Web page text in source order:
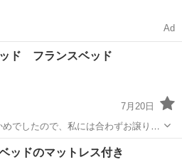
Ad
ド フランスベッド
7月20日
でしたので、私には合わずお譲りし
フランスベッド
ッドのマットレス付き